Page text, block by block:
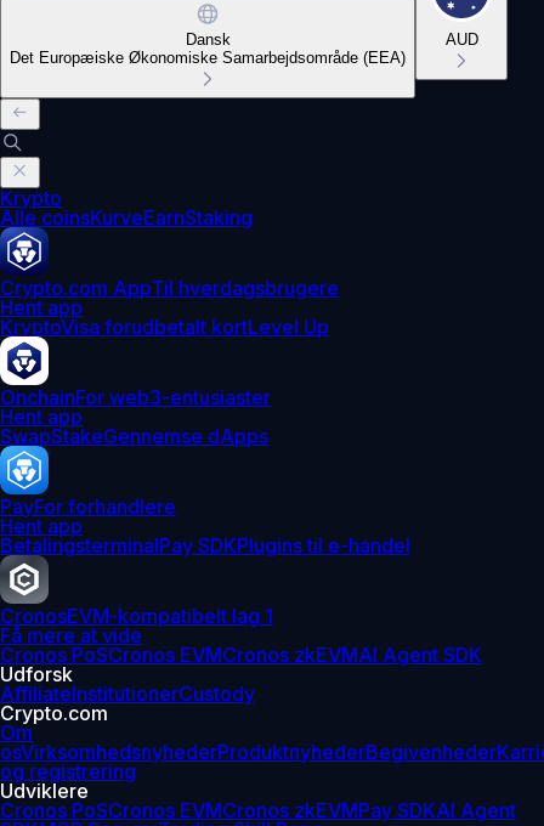
Dansk
Det Europæiske Økonomiske Samarbejdsområde (EEA)
AUD
Krypto
Alle coinsKurveEarnStaking
Crypto.com AppTil hverdagsbrugere
Hent app
KryptoVisa forudbetalt kortLevel Up
OnchainFor web3-entusiaster
Hent app
SwapStakeGennemse dApps
PayFor forhandlere
Hent app
BetalingsterminalPay SDKPlugins til e-handel
CronosEVM-kompatibelt lag 1
Få mere at vide
Cronos PoSCronos EVMCronos zkEVMAI Agent SDK
Udforsk
AffiliateInstitutionerCustody
Crypto.com
Om
osVirksomhedsnyhederProduktnyhederBegivenheder
og registrering
Udviklere
Cronos PoSCronos EVMCronos zkEVMPay SDKAI Agent